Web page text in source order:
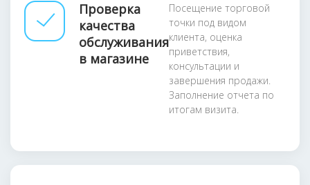
Проверка
качества
обслуживания
в магазине
Посещение торговой
точки под видом
клиента, оценка
приветствия,
консультации и
завершения продажи.
Заполнение отчета по
итогам визита.